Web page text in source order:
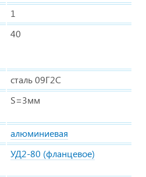
1
40
сталь 09Г2С
S=3мм
алюминиевая
УД2-80 (фланцевое)